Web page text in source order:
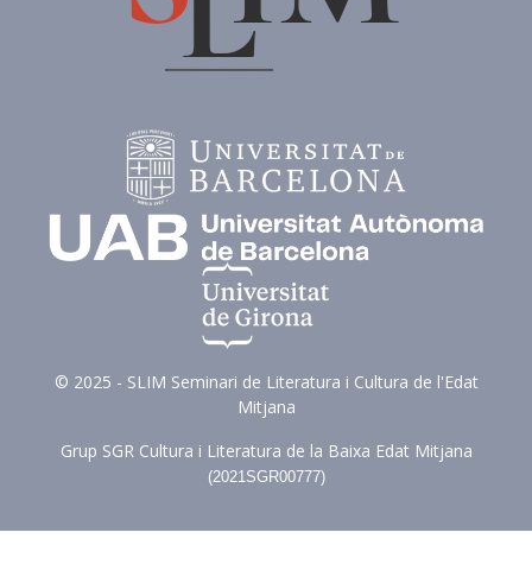
© 2025 - SLIM Seminari de Literatura i Cultura de l'Edat
Mitjana
Grup SGR Cultura i Literatura de la Baixa Edat Mitjana
(2021SGR00777)